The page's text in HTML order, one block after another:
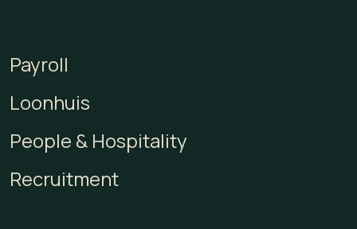
Payroll
Loonhuis
People & Hospitality
Recruitment